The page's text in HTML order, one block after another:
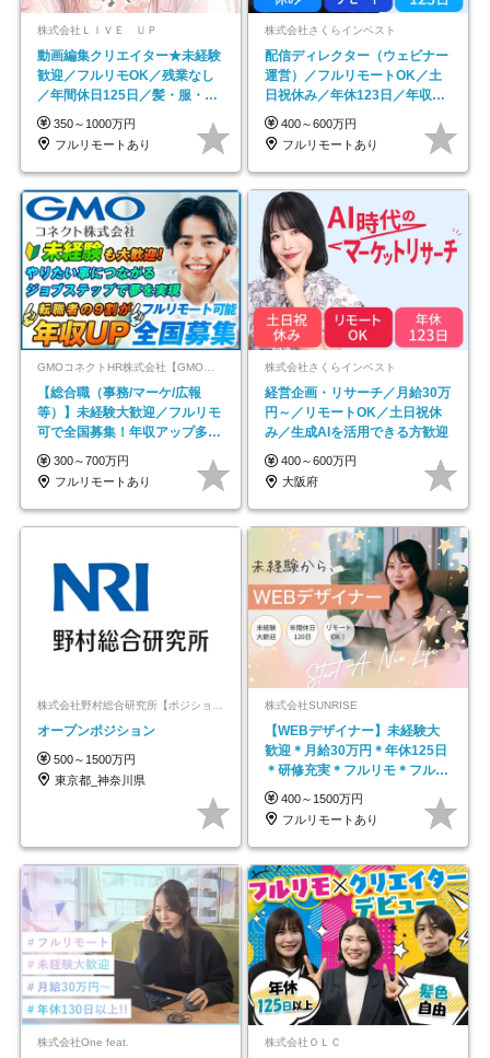
株式会社ＬＩＶＥ ＵＰ
動画編集クリエイター★未経験
歓迎／フルリモOK／残業なし
／年間休日125日／髪・服・ネ
イル自由／研修充実で安心
350～1000万円
フルリモートあり
株式会社さくらインベスト
配信ディレクター（ウェビナー
運営）／フルリモートOK／土
日祝休み／年休123日／年収
600万円可
400～600万円
フルリモートあり
GMOコネクトHR株式会社【GMOインターネットグループ】
【総合職（事務/マーケ/広報
等）】未経験大歓迎／フルリモ
可で全国募集！年収アップ多数
★年休最大130日★
300～700万円
フルリモートあり
株式会社さくらインベスト
経営企画・リサーチ／月給30万
円～／リモートOK／土日祝休
み／生成AIを活用できる方歓迎
400～600万円
大阪府
オープンポジション
500～1500万円
東京都_神奈川県
株式会社SUNRISE
【WEBデザイナー】未経験大
歓迎＊月給30万円＊年休125日
＊研修充実＊フルリモ＊フルフ
レックス＊
400～1500万円
フルリモートあり
株式会社One feat. 株式会社ＯＬＣ